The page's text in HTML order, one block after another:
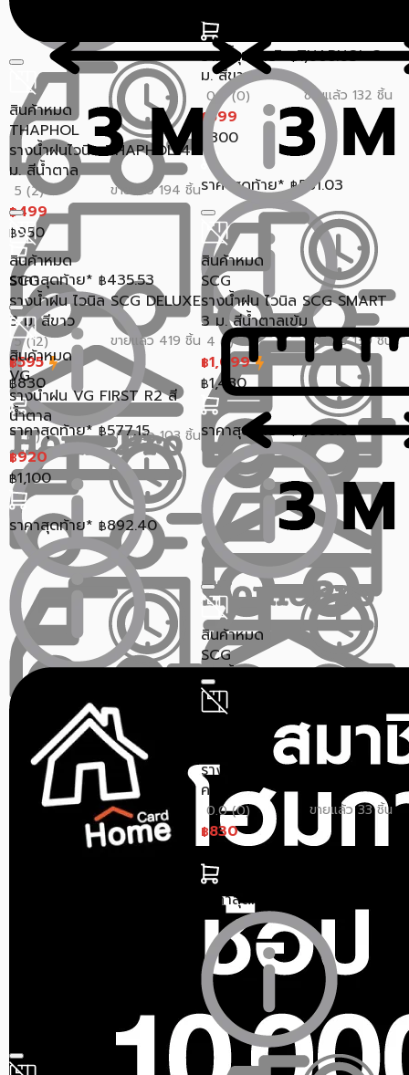
สินค้าหมด
THAPHOL
รางน้ำฝนไวนิล THAPHOL 3
ม. สีขาว
0.0 (0) ขายแล้ว 132 ชิ้น
฿ 599
800
ราคาสุดท้าย* ฿581.03
สินค้าหมด
THAPHOL
รางน้ำฝนไวนิล THAPHOL 4
ม. สีน้ำตาล
5 (2) ขายแล้ว 194 ชิ้น
฿499
฿950
ราคาสุดท้าย* ฿435.53
ราคาสุดท้าย* ฿1,066.03
สินค้าหมด
SCG
รางน้ำฝน ไวนิล SCG DELUXE
3 ม. สีขาว
5 (12) ขายแล้ว 419 ชิ้น
฿595
฿830
ราคาสุดท้าย* ฿577.15
สินค้าหมด
SCG
รางน้ำฝน ไวนิล SCG SMART
3 ม. สีน้ำตาลเข้ม
4 (1) ขายแล้ว 139 ชิ้น
฿1,099
฿1,480
ราคาสุดท้าย* ฿1,066.03
สินค้าหมด
VG
รางน้ำฝน VG FIRST R2 สี
น้ำตาล
5 (1) ขายแล้ว 103 ชิ้น
฿920
฿1,100
ราคาสุดท้าย* ฿892.40
สินค้าหมด
SCG
รางน้ำฝน ไวนิล SCG SMART
3 ม. สีขาว
5 (4) ขายแล้ว 122 ชิ้น
ราคาสุดท้าย* 872.03
รางน้ำฝน VG FIRST R2 สี
ครีม
0.0 (0) ขายแล้ว 33 ชิ้น
฿830
955
ราคาสุดท้าย*